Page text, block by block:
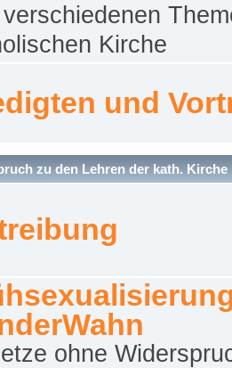
Kirche
und
zu den Lehren der kath. Kirche
ohne